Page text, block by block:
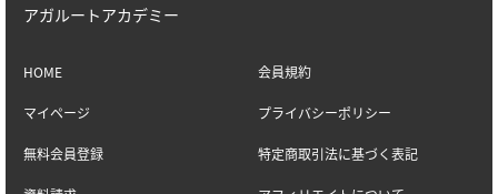
アガルートアカデミー
HOME
マイページ
無料会員登録
会員規約
プライバシーポリシー
特定商取引法に基づく表記